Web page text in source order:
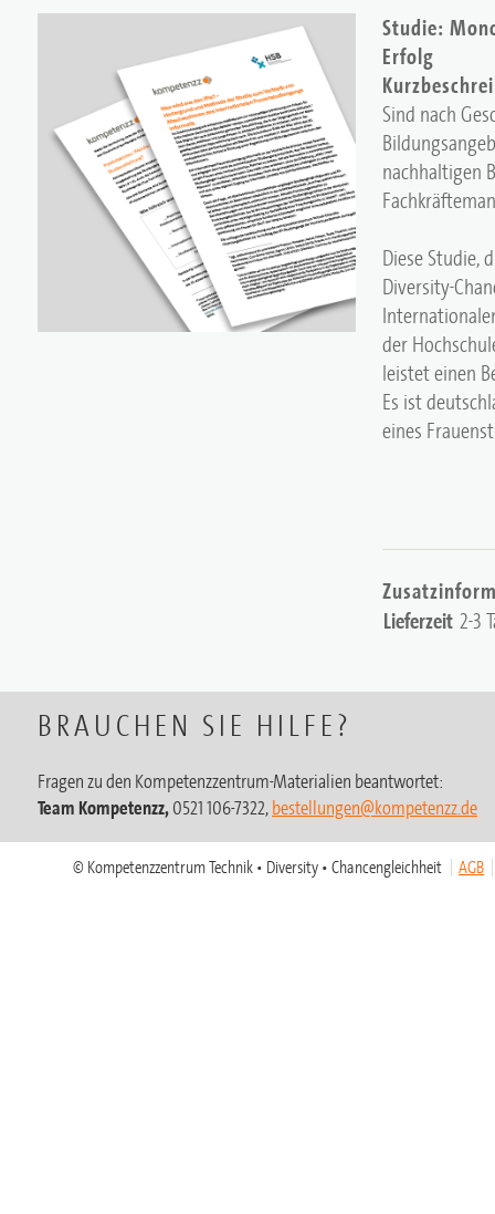
Studie:
Erfolg
Sind nach
nachhaltigen
Diese Studie,
Diversity-
der
leistet einen
Es ist
eines
Lieferzeit 2-3
BRAUCHEN SIE HILFE?
Fragen zu den Kompetenzzentrum-Materialien beantwortet:
Team Kompetenzz,0521 106-7322,bestellungen@kompetenzz.de
© Kompetenzzentrum Technik • Diversity • Chancengleichheit AGB